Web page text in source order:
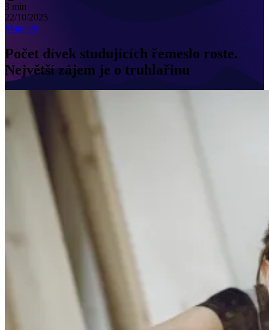
3 min
22/10/2025
Magazín
Počet dívek studujících řemeslo roste.
Největší zájem je o truhlařinu